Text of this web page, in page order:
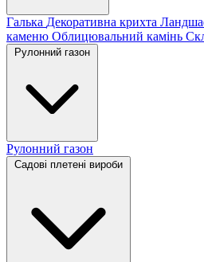
Галька Декоративна крихта
каменю Облицювальний камінь
Рулонний газон
Рулонний газон
Садові плетені вироби